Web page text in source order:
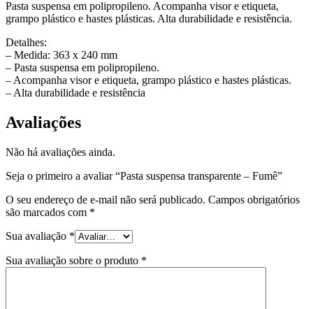
Pasta suspensa em polipropileno. Acompanha visor e etiqueta,
grampo plástico e hastes plásticas. Alta durabilidade e resistência.
Detalhes:
– Medida: 363 x 240 mm
– Pasta suspensa em polipropileno.
– Acompanha visor e etiqueta, grampo plástico e hastes plásticas.
– Alta durabilidade e resistência
Avaliações
Não há avaliações ainda.
Seja o primeiro a avaliar “Pasta suspensa transparente – Fumê”
O seu endereço de e-mail não será publicado. Campos obrigatórios
são marcados com *
Sua avaliação *
Sua avaliação sobre o produto *